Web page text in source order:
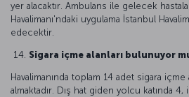
yer alacaktır. Ambulans ile gelecek
Havalimanı'ndaki uygulama İstanbul
edecektir.
Sigara içme alanları bulunuyor
Havalimanında toplam 14 adet sigara
almaktadır. Dış hat giden yolcu katında